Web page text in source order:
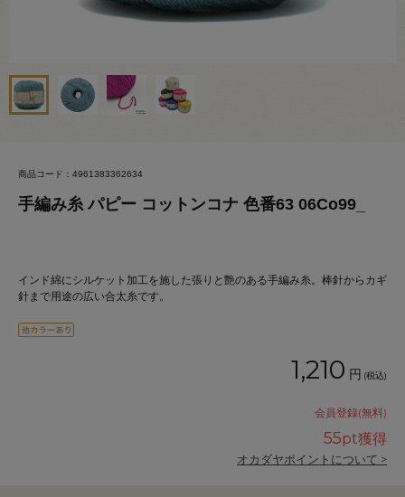
商品コード：4961383362634
手編み糸 パピー コットンコナ 色番63 06Co99_
インド綿にシルケット加工を施した張りと艶のある手編み糸。棒針からカギ
針まで用途の広い合太糸です。
1,210 円 (税込)
会員登録(無料)
55pt獲得
オカダヤポイントについて >